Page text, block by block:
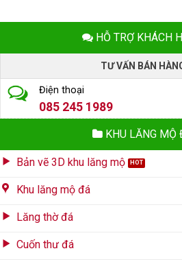
HỖ TRỢ KHÁCH
TƯ VẤN BÁN
Điện thoại
085 245 1989
KHU LĂNG MỘ
Bản vẽ 3D khu lăng mộ
Khu lăng mộ đá
Lăng thờ đá
Cuốn thư đá